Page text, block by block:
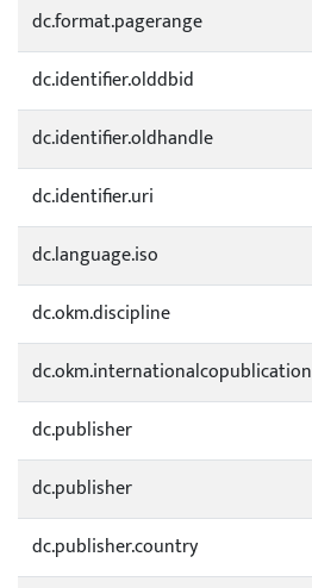
dc.format.pagerange
dc.identifier.olddbid
dc.identifier.oldhandle
dc.identifier.uri
dc.language.iso
dc.okm.discipline
dc.okm.internationalcopublication
dc.publisher
dc.publisher
dc.publisher.country